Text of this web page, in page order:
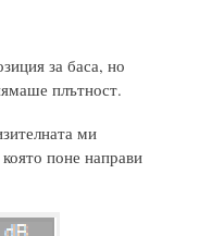
за баса, но
плътност.
ми
поне направи